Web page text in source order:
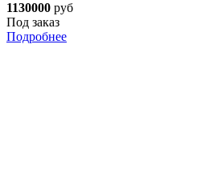
1130000 руб
Под заказ
Подробнее